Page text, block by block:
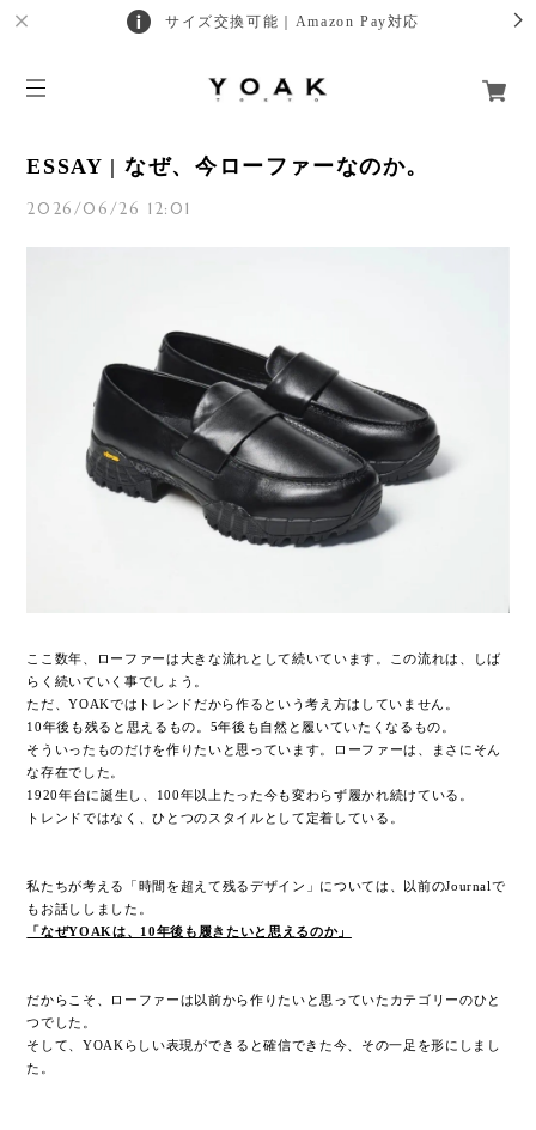
サイズ交換可能｜Amazon Pay対応
ESSAY | なぜ、今ローファーなのか。
2026/06/26 12:01
ここ数年、ローファーは大きな流れとして続いています。この流れは、しば
らく続いていく事でしょう。
ただ、YOAKではトレンドだから作るという考え方はしていません。
10年後も残ると思えるもの。 5年後も自然と履いていたくなるもの。
そういったものだけを作りたいと思っています。
ローファーは、まさにそん
な存在でした。
1920年台に誕生し、100年以上たった今も変わらず履かれ続けている。
トレンドではなく、ひとつのスタイルとして定着している。
私たちが考える「時間を超えて残るデザイン」については、以前のJournalで
もお話ししました。
「なぜYOAKは、10年後も履きたいと思えるのか」
だからこそ、ローファーは以前から作りたいと思っていたカテゴリーのひと
つでした。
そして、YOAKらしい表現ができると確信できた今、その一足を形にしまし
た。